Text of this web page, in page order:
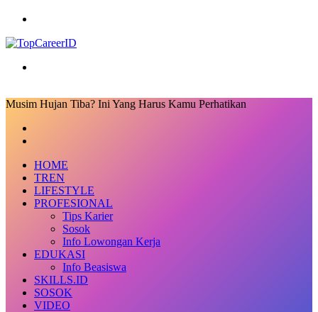
Musim Hujan Tiba? Ini Yang Harus Kamu Perhatikan
Email
HOME
TREN
LIFESTYLE
PROFESIONAL
Tips Karier
Sosok
Info Lowongan Kerja
EDUKASI
Info Beasiswa
SKILLS.ID
SOSOK
VIDEO